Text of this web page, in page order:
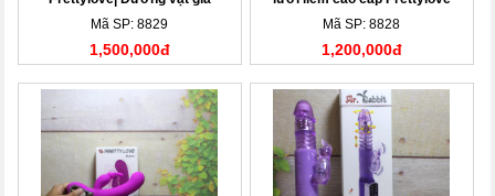
Mã SP: 8829
1,500,000đ
Buck| Dương vật giả
Mã SP: 8828
1,200,000đ